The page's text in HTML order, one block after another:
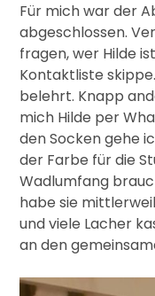
Für mich war der
abgeschlossen.
fragen, wer Hilde
Kontaktliste
belehrt. Knapp
mich Hilde per
den Socken gehe
der Farbe für die
Wadlumfang
habe sie
und viele Lacher
an den